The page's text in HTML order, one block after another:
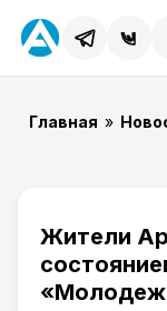
Главная »
Жители